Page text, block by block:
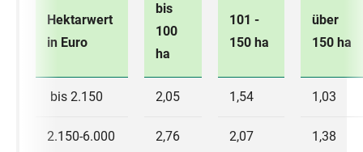
Hektarwert
in Euro
bis
100
ha
101 -
150 ha
über
150 ha
bis 2.150 2,05 1,54 1,03
2.150-6.000 2,76 2,07 1,38